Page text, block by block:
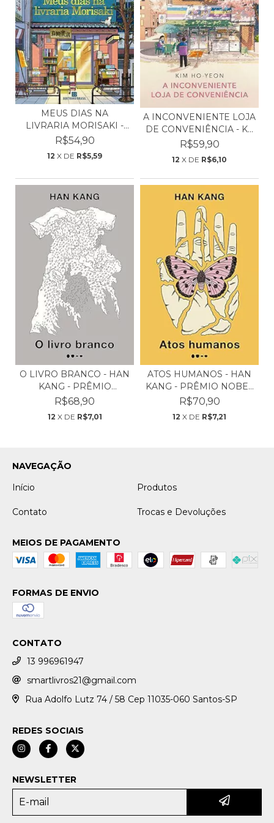
MEUS DIAS NA
LIVRARIA MORISAKI -
SATOSHI...
R$54,90
12 X DE R$5,59
A INCONVENIENTE LOJA
DE CONVENIÊNCIA - K...
R$59,90
12 X DE R$6,10
O LIVRO BRANCO - HAN
KANG - PRÊMIO
NOBEL...
R$68,90
12 X DE R$7,01
ATOS HUMANOS - HAN
KANG - PRÊMIO NOBEL
D...
R$70,90
12 X DE R$7,21
NAVEGAÇÃO
Início
Produtos
Contato Trocas e Devoluções
MEIOS DE PAGAMENTO
FORMAS DE ENVIO
CONTATO
13 996961947
smartlivros21@gmail.com
Rua Adolfo Lutz 74 / 58 Cep 11035-060 Santos-SP
REDES SOCIAIS
NEWSLETTER